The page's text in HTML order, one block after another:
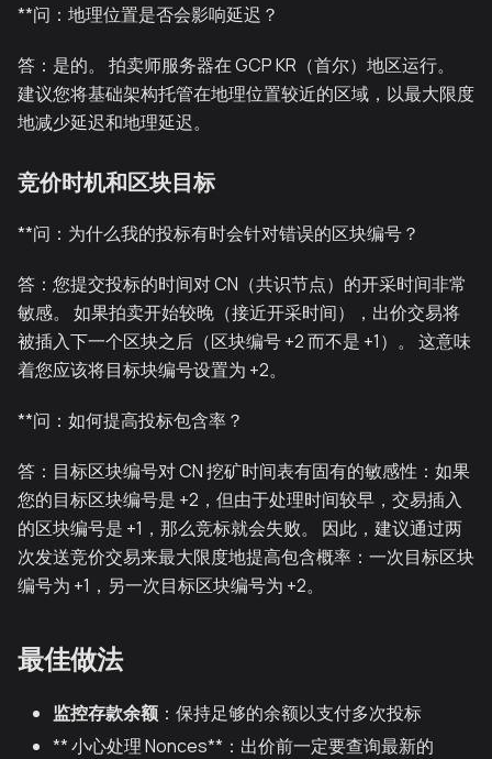
**问：地理位置是否会影响延迟？
答：是的。 拍卖师服务器在 GCP KR（首尔）地区运行。
建议您将基础架构托管在地理位置较近的区域，以最大限度
地减少延迟和地理延迟。
竞价时机和区块目标
**问：为什么我的投标有时会针对错误的区块编号？
答：您提交投标的时间对 CN（共识节点）的开采时间非常
敏感。 如果拍卖开始较晚（接近开采时间），出价交易将
被插入下一个区块之后（区块编号 +2 而不是 +1）。 这意味
着您应该将目标块编号设置为 +2。
**问：如何提高投标包含率？
答：目标区块编号对 CN 挖矿时间表有固有的敏感性：如果
您的目标区块编号是 +2，但由于处理时间较早，交易插入
的区块编号是 +1，那么竞标就会失败。 因此，建议通过两
次发送竞价交易来最大限度地提高包含概率：一次目标区块
编号为 +1，另一次目标区块编号为 +2。
最佳做法
监控存款余额 ：保持足够的余额以支付多次投标
** 小心处理 Nonces**：出价前一定要查询最新的